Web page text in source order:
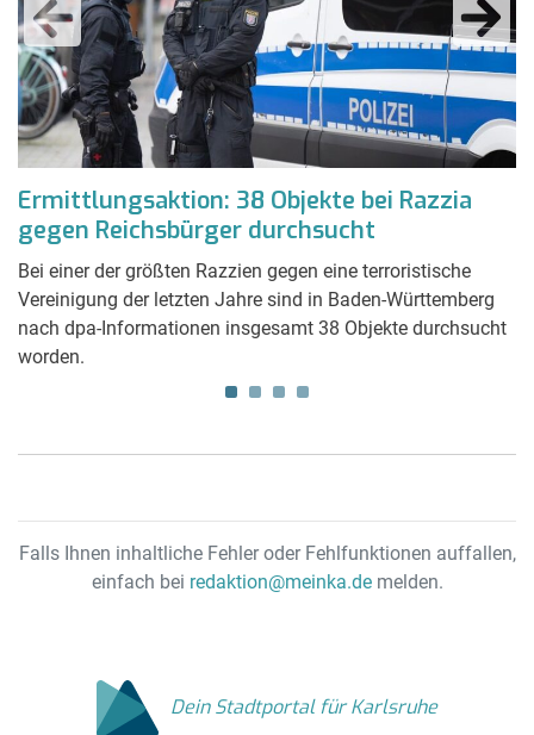
Ermittlungsaktion: 38 Objekte bei Razzia
gegen Reichsbürger durchsucht
Bei einer der größten Razzien gegen eine terroristische
Vereinigung der letzten Jahre sind in Baden-Württemberg
nach dpa-Informationen insgesamt 38 Objekte durchsucht
worden.
Falls Ihnen inhaltliche Fehler oder Fehlfunktionen auffallen,
einfach bei redaktion@meinka.demelden.
Dein Stadtportal für Karlsruhe